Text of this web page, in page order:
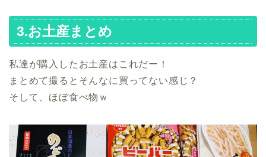
3.お土産まとめ
私達が購入したお土産はこれだー！
まとめて撮るとそんなに買ってない感じ？
そして、ほぼ食べ物ｗ